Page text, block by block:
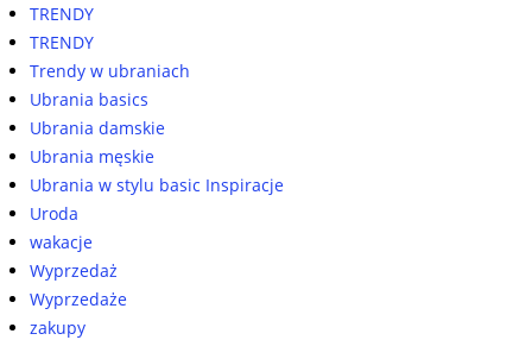
TRENDY
TRENDY
Trendy w ubraniach
Ubrania basics
Ubrania damskie
Ubrania męskie
Ubrania w stylu basic Inspiracje
Uroda
wakacje
Wyprzedaż
Wyprzedaże
zakupy